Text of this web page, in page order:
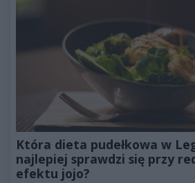
Która dieta pudełkowa w
najlepiej sprawdzi się przy
efektu jojo?